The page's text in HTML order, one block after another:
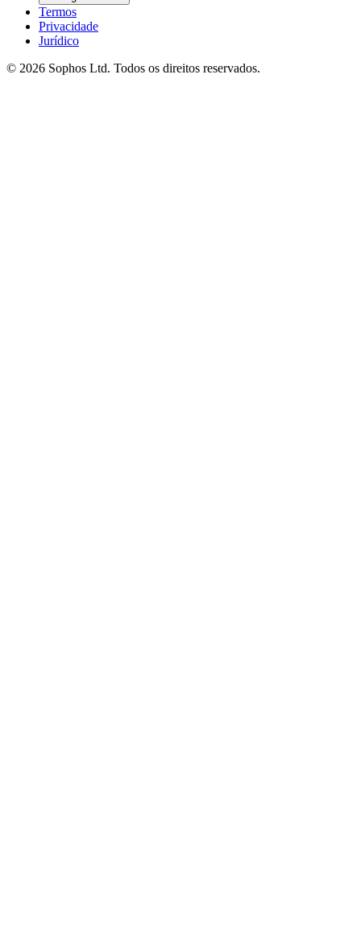
Termos
Privacidade
Jurídico
© 2026 Sophos Ltd. Todos os direitos reservados.